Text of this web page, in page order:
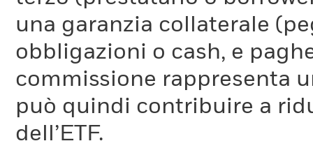
una garanzia collaterale
obbligazioni o cash, e
commissione rappresenta
può quindi contribuire a
dell’ETF.